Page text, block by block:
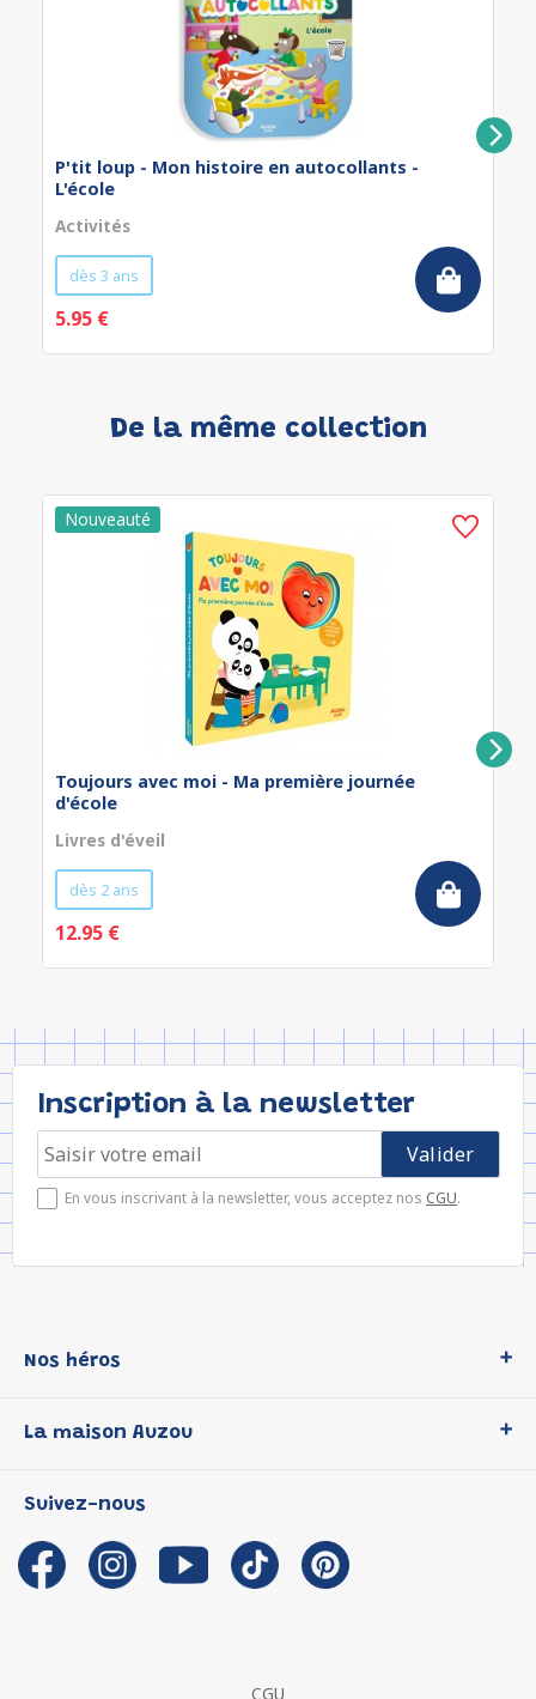
P'tit loup - Mon histoire en autocollants -
L'école
Activités
dès 3 ans
5.95 €
De la même collection
Toujours avec moi - Ma première journée
d'école
Livres d'éveil
dès 2 ans
12.95 €
Inscription à la newsletter
En vous inscrivant à la newsletter, vous acceptez nos CGU.
Nos héros
P'tit Loup
Les Influenceuses
Migali
Petite Taupe
La maison Auzou
Notre histoire
Auzou s'engage
Auteurs et illustrateurs Auzou
Suivez-nous
CGU